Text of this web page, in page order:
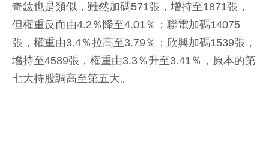
奇鈜也是類似，雖然加碼571張，增持至1871張，
但權重反而由4.2％降至4.01％；聯電加碼14075
張，權重由3.4％拉高至3.79％；欣興加碼1539張，
增持至4589張，權重由3.3％升至3.41％，原本的第
七大持股調高至第五大。